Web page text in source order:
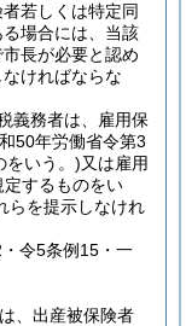
若しくは特定同
場合には、当該
長が必要と認め
ければならな
義務者は、雇用保
50年労働省令第3
をいう。)又は雇用
するものをい
らを提示しなけれ
令5条例15・一
、出産被保険者